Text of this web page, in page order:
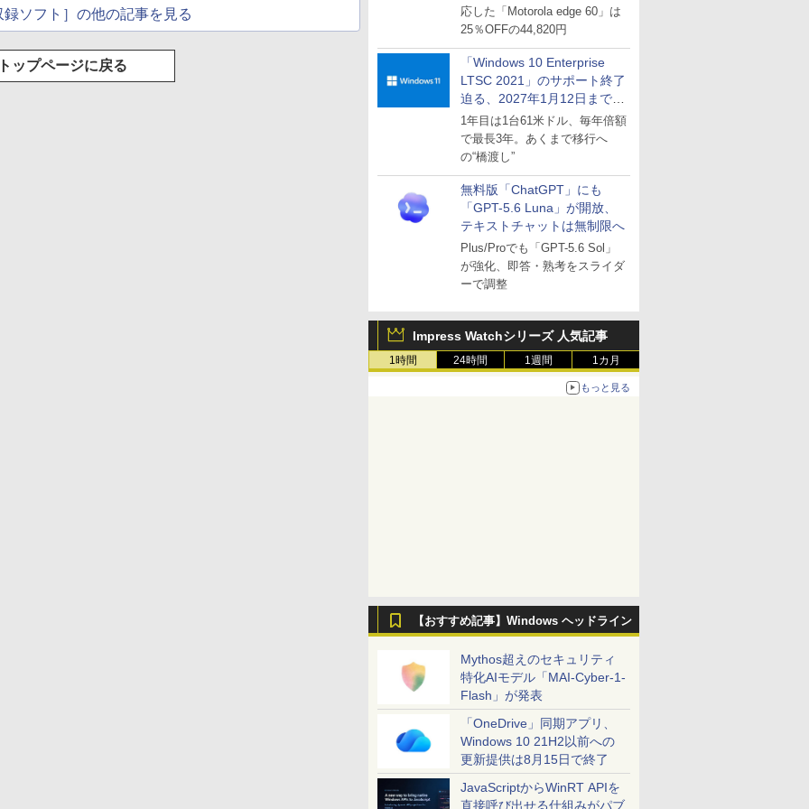
応した「Motorola edge 60」は
25％OFFの44,820円
「Windows 10 Enterprise
LTSC 2021」のサポート終了
迫る、2027年1月12日まで
～ESUは9月1日から販売
1年目は1台61米ドル、毎年倍額
で最長3年。あくまで移行へ
の“橋渡し”
無料版「ChatGPT」にも
「GPT-5.6 Luna」が開放、
テキストチャットは無制限へ
Plus/Proでも「GPT-5.6 Sol」
が強化、即答・熟考をスライダ
ーで調整
Impress Watchシリーズ 人気記事
1時間 24時間 1週間 1カ月
もっと見る
【おすすめ記事】Windows ヘッドライン
Mythos超えのセキュリティ
特化AIモデル「MAI-Cyber-1-
Flash」が発表
「OneDrive」同期アプリ、
Windows 10 21H2以前への
更新提供は8月15日で終了
JavaScriptからWinRT APIを
直接呼び出せる仕組みがパブ
録ソフト］の他の記事を見る
ップページに戻る